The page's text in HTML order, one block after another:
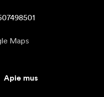
Maps
Apie mus